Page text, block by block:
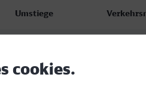
Umstiege